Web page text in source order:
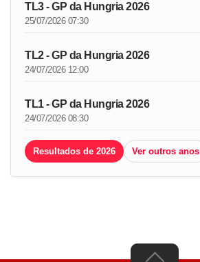
TL3 - GP da Hungria 2026
25/07/2026 07:30
TL2 - GP da Hungria 2026
24/07/2026 12:00
TL1 - GP da Hungria 2026
24/07/2026 08:30
Resultados de 2026 Ver outros anos